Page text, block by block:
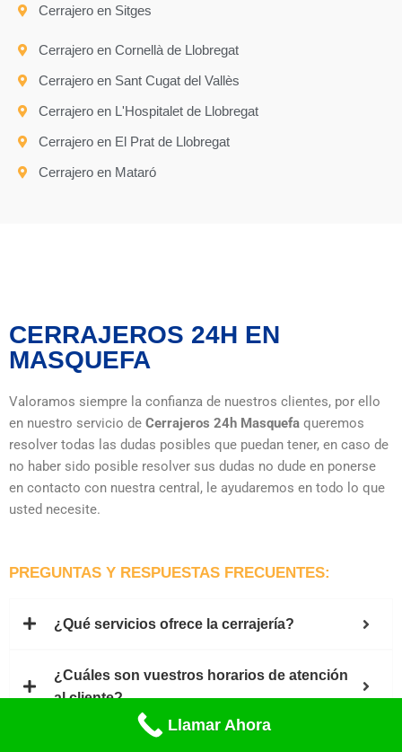
Cerrajero en Sitges
Cerrajero en Cornellà de Llobregat
Cerrajero en Sant Cugat del Vallès
Cerrajero en L'Hospitalet de Llobregat
Cerrajero en El Prat de Llobregat
Cerrajero en Mataró
CERRAJEROS 24H EN
MASQUEFA
Valoramos siempre la confianza de nuestros clientes, por ello
en nuestro servicio de Cerrajeros 24h Masquefa queremos
resolver todas las dudas posibles que puedan tener, en caso de
no haber sido posible resolver sus dudas no dude en ponerse
en contacto con nuestra central, le ayudaremos en todo lo que
usted necesite.
PREGUNTAS Y RESPUESTAS FRECUENTES:
¿Qué servicios ofrece la cerrajería?
¿Cuáles son vuestros horarios de atención
al cliente?
Llamar Ahora